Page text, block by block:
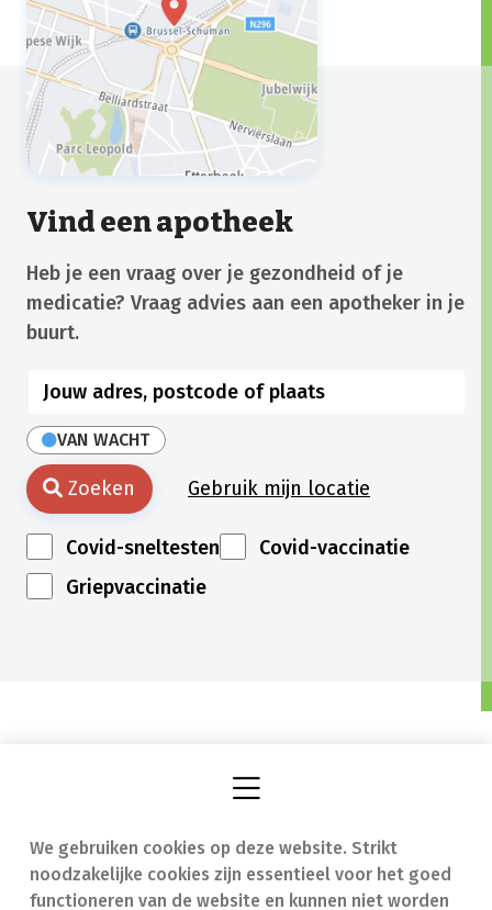
We gebruiken cookies op deze website. Strikt
noodzakelijke cookies zijn essentieel voor het goed
functioneren van de website en kunnen niet worden
Vind een apotheek
Heb je een vraag over je gezondheid of je
medicatie? Vraag advies aan een apotheker in je
buurt.
VAN WACHT
Zoeken Gebruik mijn locatie
Covid-sneltesten
Covid-vaccinatie
Griepvaccinatie
Vind een apotheek
Onze expertise
In geval van nood
Contact